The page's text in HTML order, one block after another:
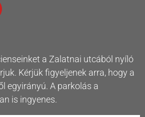
a Zalatnai utcából nyíló
Kérjük figyeljenek arra, hogy a
egyirányú. A parkolás a
is ingyenes.